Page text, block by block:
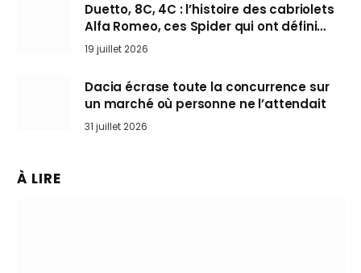
Duetto, 8C, 4C : l’histoire des cabriolets
Alfa Romeo, ces Spider qui ont défini
l’art de rouler cheveux au vent
19 juillet 2026
Dacia écrase toute la concurrence sur
un marché où personne ne l’attendait
31 juillet 2026
À LIRE